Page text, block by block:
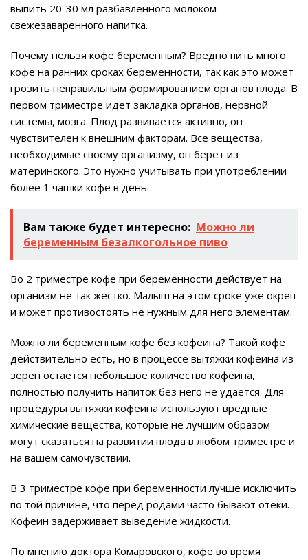
выпить 20-30 мл разбавленного молоком
свежезаваренного напитка.
Почему нельзя кофе беременным? Вредно пить много
кофе на ранних сроках беременности, так как это может
грозить неправильным формированием органов плода. В
первом триместре идет закладка органов, нервной
системы, мозга. Плод развивается активно, он
чувствителен к внешним факторам. Все вещества,
необходимые своему организму, он берет из
материнского. Это нужно учитывать при употреблении
более 1 чашки кофе в день.
Вам также будет интересно: Можно ли
беременным безалкогольное пиво
Во 2 триместре кофе при беременности действует на
организм не так жестко. Малыш на этом сроке уже окреп
и может противостоять не нужным для него элементам.
Можно ли беременным кофе без кофеина? Такой кофе
действительно есть, но в процессе вытяжки кофеина из
зерен остается небольшое количество кофеина,
полностью получить напиток без него не удается. Для
процедуры вытяжки кофеина используют вредные
химические вещества, которые не лучшим образом
могут сказаться на развитии плода в любом триместре и
на вашем самочувствии.
В 3 триместре кофе при беременности лучше исключить
по той причине, что перед родами часто бывают отеки.
Кофеин задерживает выведение жидкости.
По мнению доктора Комаровского, кофе во время